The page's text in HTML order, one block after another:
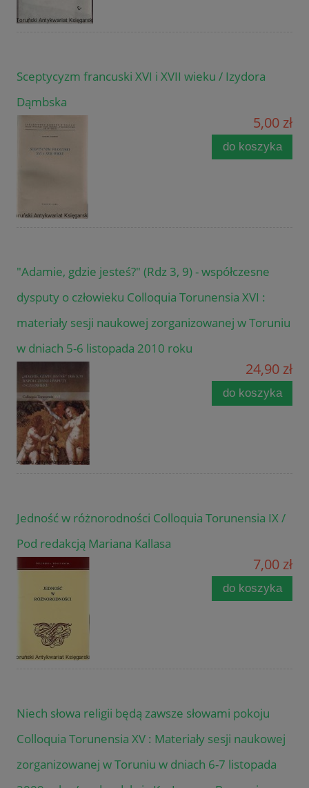
Sceptycyzm francuski XVI i XVII wieku / Izydora
Dąmbska
5,00 zł
do koszyka
"Adamie, gdzie jesteś?" (Rdz 3, 9) - współczesne
dysputy o człowieku Colloquia Torunensia XVI :
materiały sesji naukowej zorganizowanej w Toruniu
w dniach 5-6 listopada 2010 roku
24,90 zł
do koszyka
Jedność w różnorodności Colloquia Torunensia IX /
Pod redakcją Mariana Kallasa
7,00 zł
do koszyka
Niech słowa religii będą zawsze słowami pokoju
Colloquia Torunensia XV : Materiały sesji naukowej
zorganizowanej w Toruniu w dniach 6-7 listopada